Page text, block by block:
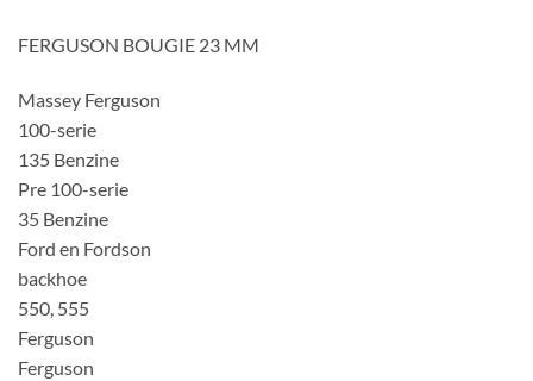
FERGUSON BOUGIE 23 MM
Massey Ferguson
100-serie
135 Benzine
Pre 100-serie
35 Benzine
Ford en Fordson
backhoe
550, 555
Ferguson
Ferguson